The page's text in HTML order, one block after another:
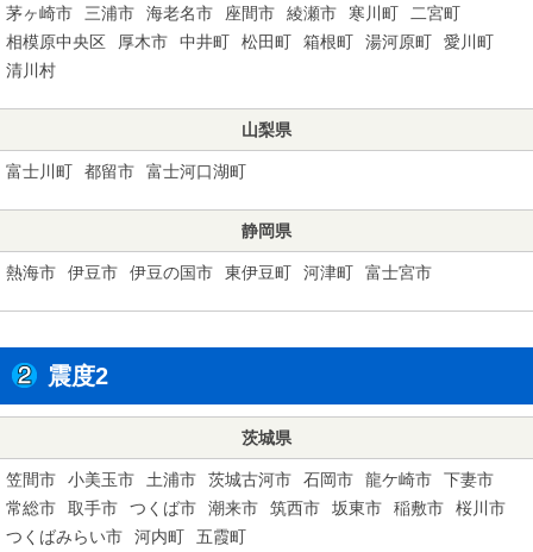
茅ヶ崎市
三浦市 海老名市 座間市 綾瀬市 寒川町
二宮町
相模原中央区
厚木市 中井町 松田町 箱根町 湯河原町
愛川町
清川村
山梨県
富士川町 都留市 富士河口湖町
静岡県
熱海市 伊豆市 伊豆の国市 東伊豆町 河津町 富士宮市
震度2
茨城県
笠間市 小美玉市 土浦市 茨城古河市 石岡市 龍ケ崎市
下妻市
常総市
取手市 つくば市 潮来市 筑西市 坂東市 稲敷市
桜川市
つくばみらい市
河内町 五霞町